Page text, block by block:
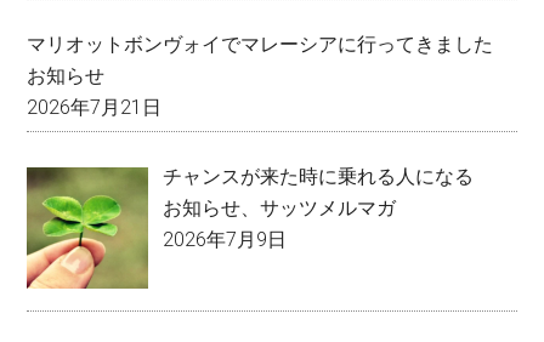
マリオットボンヴォイでマレーシアに行ってきました
お知らせ
2026年7月21日
チャンスが来た時に乗れる人になる
お知らせ、サッツメルマガ
2026年7月9日